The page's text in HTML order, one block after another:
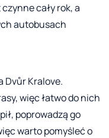
cały rok, a
autobusach
Dvůr Kralove.
więc łatwo do nich
poprowadzą go
warto pomyśleć o